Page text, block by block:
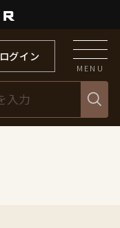
ログイン
MENU